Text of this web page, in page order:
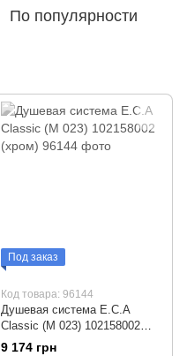
По популярности
Под заказ
Код товара: 96144
Душевая система E.C.A
Classic (М 023) 102158002
(хром)
9 174 грн